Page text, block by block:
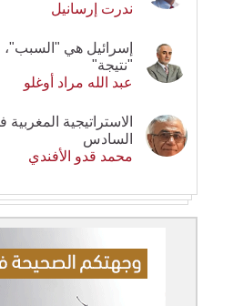
ندرت إرسانيل
إسرائيل هي "السبب"،
"نتيجة"
عبد الله مراد أوغلو
الاستراتيجية
السادس
محمد قدو الأفندي